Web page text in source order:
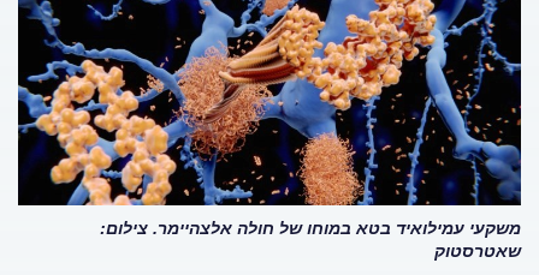
משקעי עמילואיד בטא במוחו של חולה אלצהיימר. צילום:
שאטרסטוק